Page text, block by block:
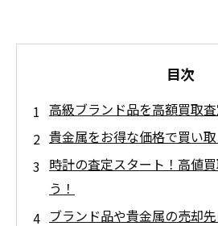
目次
高級ブランド品を高額買取査
貴金属をお得な価格で買い取
時計の査定スタート！高値
う！
ブランド品や貴金属の売却